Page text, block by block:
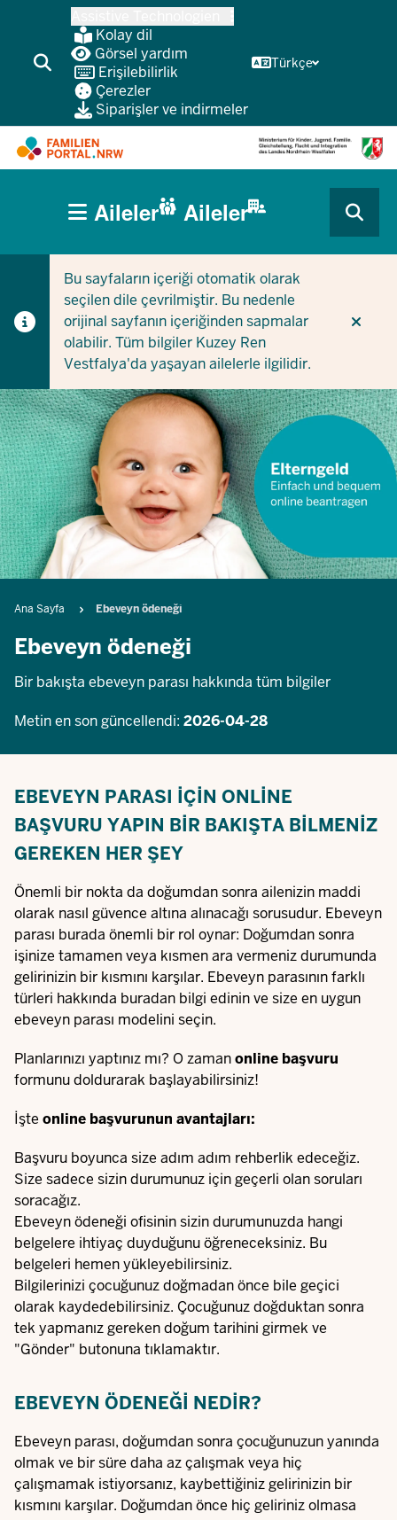
Kolay dil
Görsel yardım
Erişilebilirlik
Çerezler
Siparişler ve indirmeler
Türkçe
CURRENT SECTION AILELER IÇIN
CURRENT SECTION ŞIRKETLER/BELEDIYELER IÇIN
HAUPTNAVIGATION
(BÜRGERBEREICH
Aileler Aileler
Bu sayfaların içeriği otomatik olarak
seçilen dile çevrilmiştir. Bu nedenle
orijinal sayfanın içeriğinden sapmalar
olabilir. Tüm bilgiler Kuzey Ren
Vestfalya'da yaşayan ailelerle ilgilidir.
Breadcrumb
Ana Sayfa Ebeveyn ödeneği
Ebeveyn ödeneği
Bir bakışta ebeveyn parası hakkında tüm bilgiler
Metin en son güncellendi: 2026-04-28
EBEVEYN PARASI IÇIN ONLINE
BAŞVURU YAPIN BIR BAKIŞTA BILMENIZ
GEREKEN HER ŞEY
Önemli bir nokta da doğumdan sonra ailenizin maddi
olarak nasıl güvence altına alınacağı sorusudur. Ebeveyn
parası burada önemli bir rol oynar: Doğumdan sonra
işinize tamamen veya kısmen ara vermeniz durumunda
gelirinizin bir kısmını karşılar. Ebeveyn parasının farklı
türleri hakkında buradan bilgi edinin ve size en uygun
ebeveyn parası modelini seçin.
Planlarınızı yaptınız mı? O zamanonline başvuru
formunu doldurarak başlayabilirsiniz!
İşte online başvurunun avantajları:
Başvuru boyunca size adım adım rehberlik edeceğiz.
Size sadece sizin durumunuz için geçerli olan soruları
soracağız.
Ebeveyn ödeneği ofisinin sizin durumunuzda hangi
belgelere ihtiyaç duyduğunu öğreneceksiniz. Bu
belgeleri hemen yükleyebilirsiniz.
Bilgilerinizi çocuğunuz doğmadan önce bile geçici
olarak kaydedebilirsiniz. Çocuğunuz doğduktan sonra
tek yapmanız gereken doğum tarihini girmek ve
"Gönder" butonuna tıklamaktır.
EBEVEYN ÖDENEĞI NEDIR?
Ebeveyn parası, doğumdan sonra çocuğunuzun yanında
olmak ve bir süre daha az çalışmak veya hiç
çalışmamak istiyorsanız, kaybettiğiniz gelirinizin bir
kısmını karşılar. Doğumdan önce hiç geliriniz olmasa